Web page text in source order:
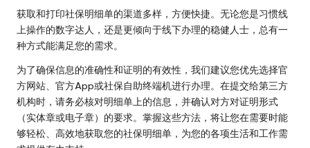
获取和打印社保明细单的渠道多样，方便快捷。无论您是习惯线
上操作的数字达人，还是更倾向于线下办理的稳健人士，总有一
种方式能满足您的需求。
为了确保信息的准确性和证明的有效性，我们建议您优先选择官
方网站、官方App或社保自助终端机进行办理。在提交给第三方
机构时，请务必核对明细单上的信息，并确认对方对证明形式
（实体章或电子章）的要求。掌握这些方法，将让您在需要时能
够轻松、高效地获取您的社保明细单，为您的各项生活和工作需